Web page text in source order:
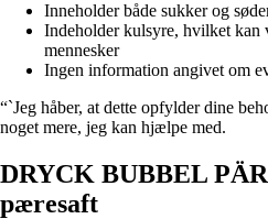
Inneholder både sukker og
Indeholder kulsyre, hvilket kan
mennesker
Ingen information angivet om
“`Jeg håber, at dette opfylder dine
noget mere, jeg kan hjælpe med.
DRYCK BUBBEL
pæresaft